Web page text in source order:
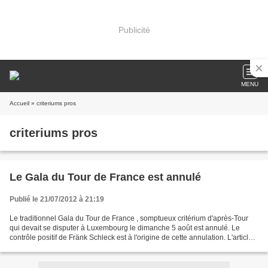
Publicité
MENU
Accueil » criteriums pros
criteriums pros
Le Gala du Tour de France est annulé
Publié le 21/07/2012 à 21:19
Le traditionnel Gala du Tour de France , somptueux critérium d'après-Tour
qui devait se disputer à Luxembourg le dimanche 5 août est annulé. Le
contrôle positif de Fränk Schleck est à l'origine de cette annulation. L'article